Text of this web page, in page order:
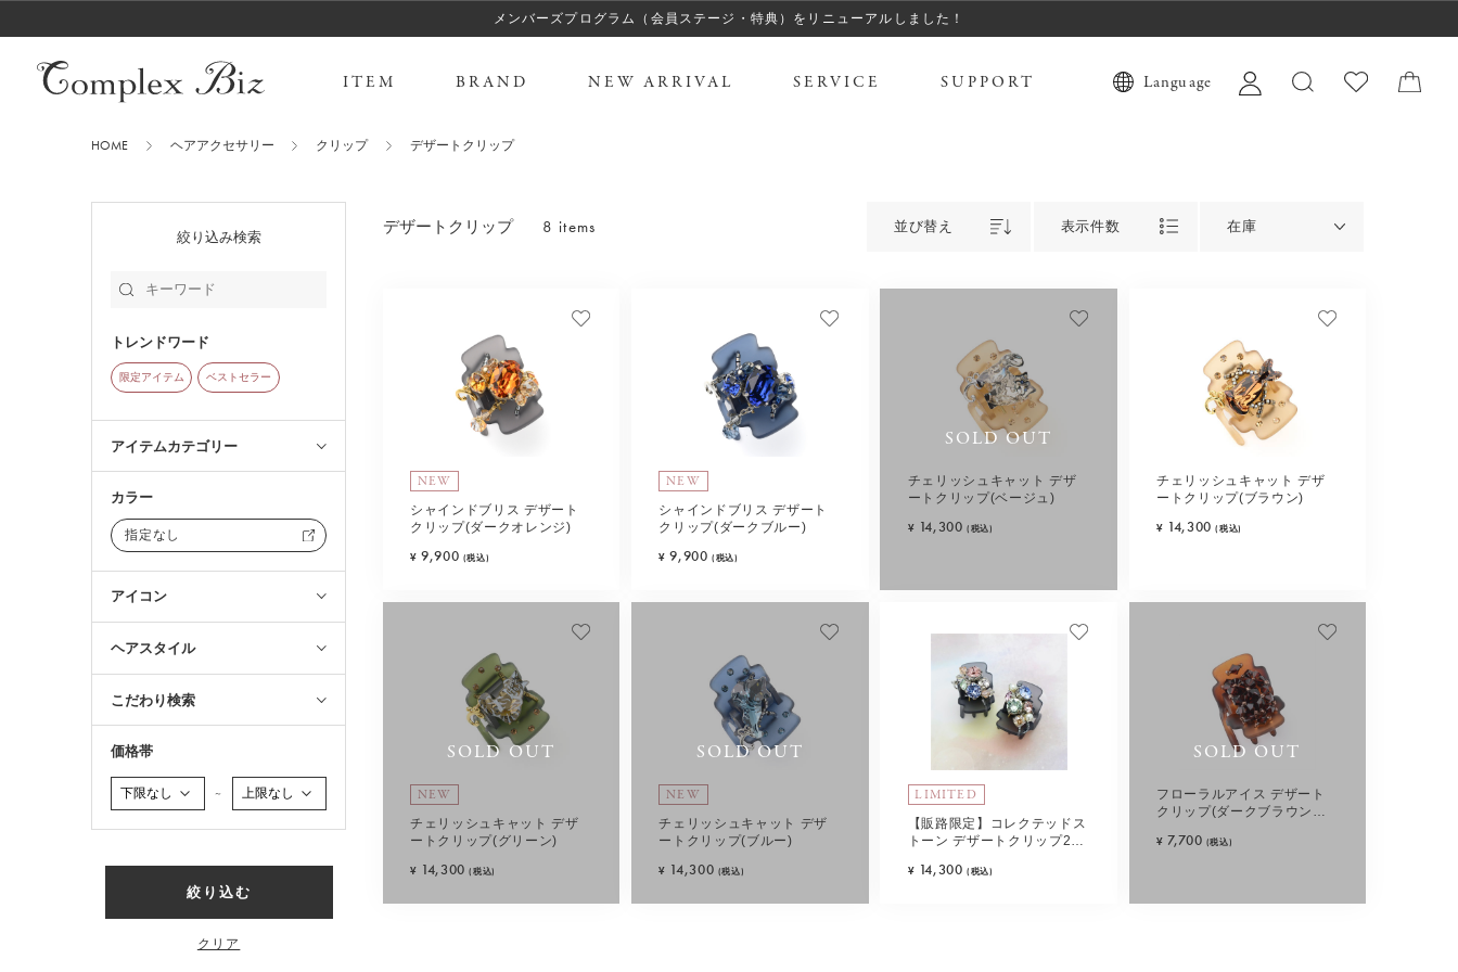
メンバーズプログラム（会員ステージ・特典）をリニューアルしました！
ITEM BRAND NEW ARRIVAL SERVICE SUPPORT Language
HOME ヘアアクセサリー クリップ デザートクリップ
絞り込み検索
トレンドワード
限定アイテム ベストセラー
アイテムカテゴリー
カラー
指定なし
アイコン
ヘアスタイル
こだわり検索
価格帯
～
絞り込む
クリア
デザートクリップ 8 items 並び替え 表示件数 在庫
NEW
シャインドブリス デザート
クリップ(ダークオレンジ)
¥ 9,900 (税込)
NEW
シャインドブリス デザート
クリップ(ダークブルー)
¥ 9,900 (税込)
SOLD OUT
チェリッシュキャット デザ
ートクリップ(ベージュ)
¥ 14,300 (税込)
チェリッシュキャット デザ
ートクリップ(ブラウン)
¥ 14,300 (税込)
SOLD OUT
NEW
チェリッシュキャット デザ
ートクリップ(グリーン)
¥ 14,300 (税込)
SOLD OUT
NEW
チェリッシュキャット デザ
ートクリップ(ブルー)
¥ 14,300 (税込)
LIMITED
【販路限定】コレクテッドス
トーン デザートクリップ2個
¥ 14,300 (税込)
SOLD OUT
フローラルアイス デザート
クリップ(ダークブラウンミ
¥ 7,700 (税込)